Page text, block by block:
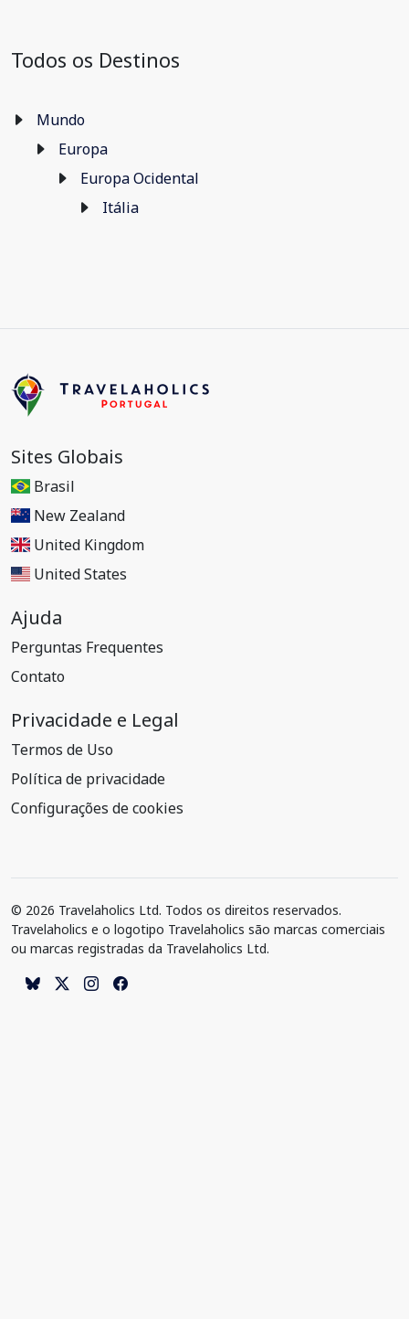
Todos os Destinos
Mundo
Europa
Europa Ocidental
Itália
Sites Globais
Brasil
New Zealand
United Kingdom
United States
Ajuda
Perguntas Frequentes
Contato
Privacidade e Legal
Termos de Uso
Política de privacidade
Configurações de cookies
© 2026 Travelaholics Ltd. Todos os direitos reservados.
Travelaholics e o logotipo Travelaholics são marcas comerciais
ou marcas registradas da Travelaholics Ltd.